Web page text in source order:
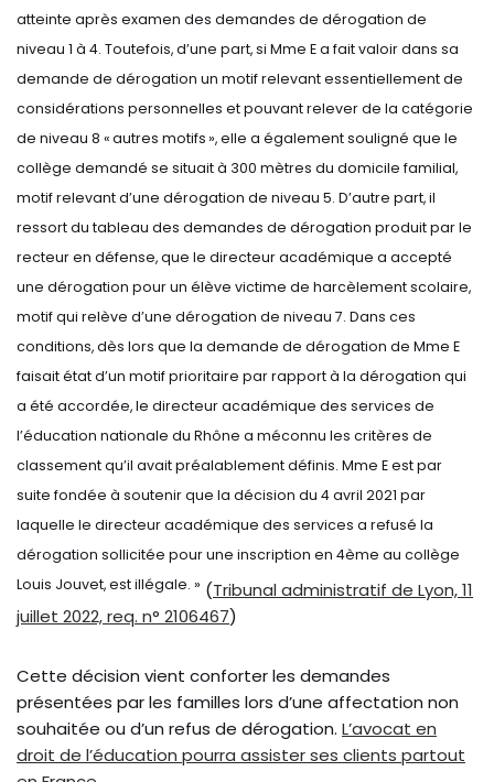
atteinte après examen des demandes de dérogation de
niveau 1 à 4. Toutefois, d’une part, si Mme E a fait valoir dans sa
demande de dérogation un motif relevant essentiellement de
considérations personnelles et pouvant relever de la catégorie
de niveau 8 « autres motifs », elle a également souligné que le
collège demandé se situait à 300 mètres du domicile familial,
motif relevant d’une dérogation de niveau 5. D’autre part, il
ressort du tableau des demandes de dérogation produit par le
recteur en défense, que le directeur académique a accepté
une dérogation pour un élève victime de harcèlement scolaire,
motif qui relève d’une dérogation de niveau 7. Dans ces
conditions, dès lors que la demande de dérogation de Mme E
faisait état d’un motif prioritaire par rapport à la dérogation qui
a été accordée, le directeur académique des services de
l’éducation nationale du Rhône a méconnu les critères de
classement qu’il avait préalablement définis. Mme E est par
suite fondée à soutenir que la décision du 4 avril 2021 par
laquelle le directeur académique des services a refusé la
dérogation sollicitée pour une inscription en 4ème au collège
Louis Jouvet, est illégale. » (Tribunal administratif de Lyon, 11
juillet 2022, req. n° 2106467)
Cette décision vient conforter les demandes
présentées par les familles lors d’une affectation non
souhaitée ou d’un refus de dérogation. L’avocat en
droit de l’éducation pourra assister ses clients partout